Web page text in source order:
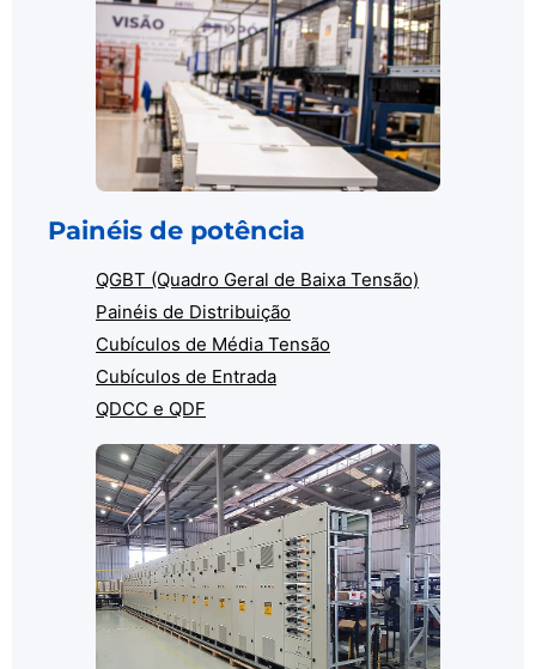
Painéis de potência
QGBT (Quadro Geral de Baixa Tensão)
Painéis de Distribuição
Cubículos de Média Tensão
Cubículos de Entrada
QDCC e QDF